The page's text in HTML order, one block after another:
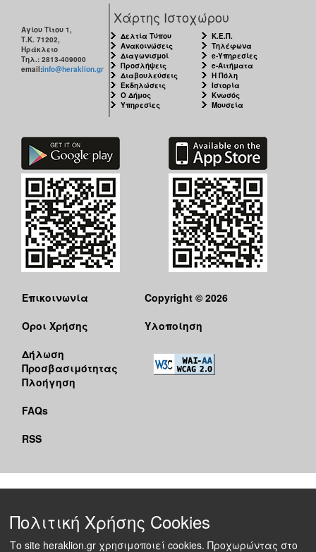
Αγίου Τίτου 1,
Τ.Κ. 71202,
Ηράκλειο
Τηλ.: 2813-409000
email:info@heraklion.gr
Χάρτης Ιστοχώρου
Δελτία Τύπου
Ανακοινώσεις
Διαγωνισμοί
Προσλήψεις
Διαβουλεύσεις
Εκδηλώσεις
Ο Δήμος
Υπηρεσίες
Κ.Ε.Π.
Τηλέφωνα
e-Υπηρεσίες
e-Αιτήματα
Η Πόλη
Ιστορία
Κνωσός
Μουσεία
Επικοινωνία
Όροι Χρήσης
Δήλωση
Προσβασιμότητας
Πλοήγηση
FAQs
RSS
Copyright © 2026
Υλοποίηση
Πολιτική Χρήσης Cookies
Το site heraklion.gr χρησιμοποιεί cookies. Προχωρώντας στο